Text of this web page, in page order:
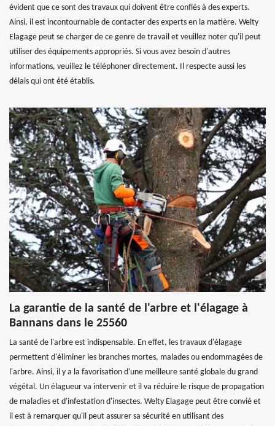
évident que ce sont des travaux qui doivent être confiés à des experts.
Ainsi, il est incontournable de contacter des experts en la matière. Welty
Elagage peut se charger de ce genre de travail et veuillez noter qu'il peut
utiliser des équipements appropriés. Si vous avez besoin d'autres
informations, veuillez le téléphoner directement. Il respecte aussi les
délais qui ont été établis.
La garantie de la santé de l'arbre et l'élagage à
Bannans dans le 25560
La santé de l'arbre est indispensable. En effet, les travaux d'élagage
permettent d'éliminer les branches mortes, malades ou endommagées de
l'arbre. Ainsi, il y a la favorisation d'une meilleure santé globale du grand
végétal. Un élagueur va intervenir et il va réduire le risque de propagation
de maladies et d'infestation d'insectes. Welty Elagage peut être convié et
il est à remarquer qu'il peut assurer sa sécurité en utilisant des